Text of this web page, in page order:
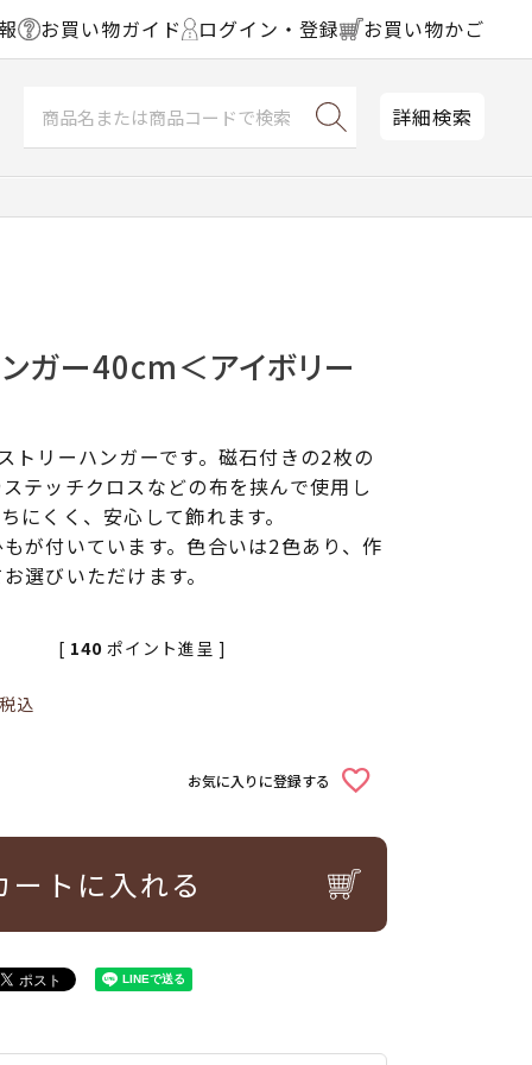
お買い物ガイド ログイン・登録 お買い物かご
詳細検索
ガー40cm＜アイボリー
トリーハンガーです。磁石付きの2枚の
テッチクロスなどの布を挟んで使用し
にくく、安心して飾れます。
が付いています。色合いは2色あり、作
選びいただけます。
税込
[ 140 ポイント進呈 ]
お気に入りに登録する
ートに入れる